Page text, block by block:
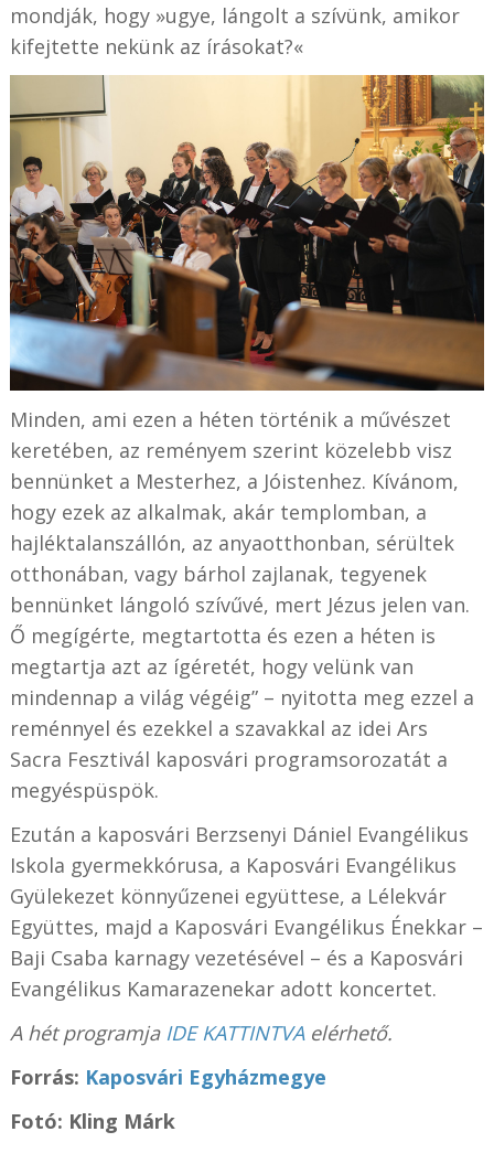
mondják, hogy »ugye, lángolt a szívünk, amikor
kifejtette nekünk az írásokat?«
Minden, ami ezen a héten történik a művészet
keretében, az reményem szerint közelebb visz
bennünket a Mesterhez, a Jóistenhez. Kívánom,
hogy ezek az alkalmak, akár templomban, a
hajléktalanszállón, az anyaotthonban, sérültek
otthonában, vagy bárhol zajlanak, tegyenek
bennünket lángoló szívűvé, mert Jézus jelen van.
Ő megígérte, megtartotta és ezen a héten is
megtartja azt az ígéretét, hogy velünk van
mindennap a világ végéig” – nyitotta meg ezzel a
reménnyel és ezekkel a szavakkal az idei Ars
Sacra Fesztivál kaposvári programsorozatát a
megyéspüspök.
Ezután a kaposvári Berzsenyi Dániel Evangélikus
Iskola gyermekkórusa, a Kaposvári Evangélikus
Gyülekezet könnyűzenei együttese, a Lélekvár
Együttes, majd a Kaposvári Evangélikus Énekkar –
Baji Csaba karnagy vezetésével – és a Kaposvári
Evangélikus Kamarazenekar adott koncertet.
A hét programja IDE KATTINTVAelérhető.
Forrás: Kaposvári Egyházmegye
Fotó: Kling Márk